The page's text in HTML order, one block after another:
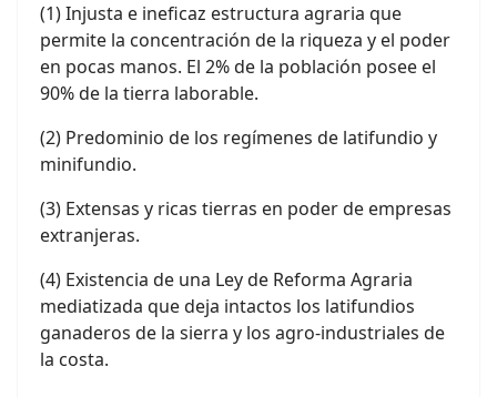
(1) Injusta e ineficaz estructura agraria que
permite la concentración de la riqueza y el poder
en pocas manos. El 2% de la población posee el
90% de la tierra laborable.
(2) Predominio de los regímenes de latifundio y
minifundio.
(3) Extensas y ricas tierras en poder de empresas
extranjeras.
(4) Existencia de una Ley de Reforma Agraria
mediatizada que deja intactos los latifundios
ganaderos de la sierra y los agro-industriales de
la costa.